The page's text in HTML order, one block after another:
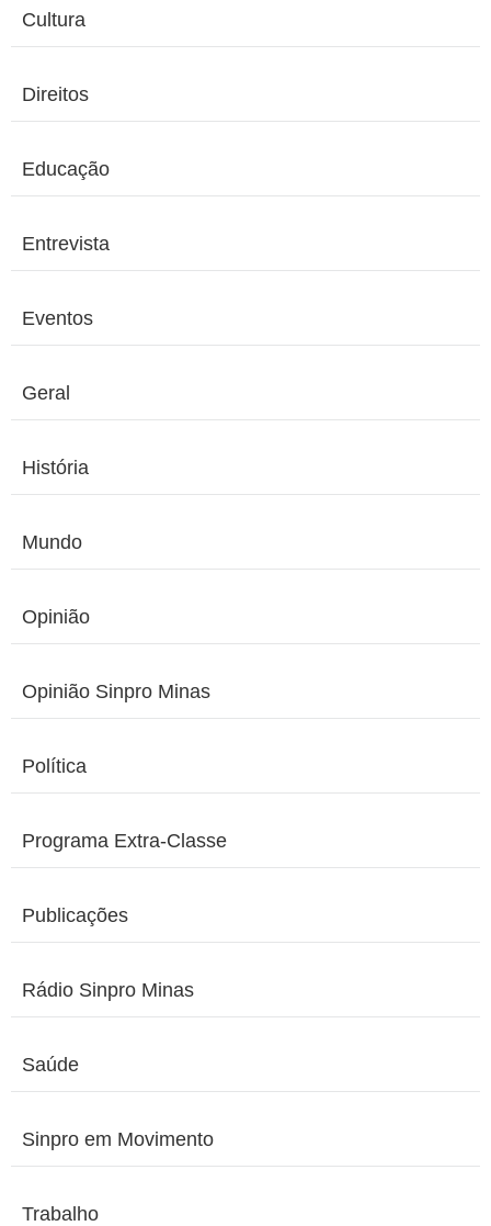
Cultura
Direitos
Educação
Entrevista
Eventos
Geral
História
Mundo
Opinião
Opinião Sinpro Minas
Política
Programa Extra-Classe
Publicações
Rádio Sinpro Minas
Saúde
Sinpro em Movimento
Trabalho